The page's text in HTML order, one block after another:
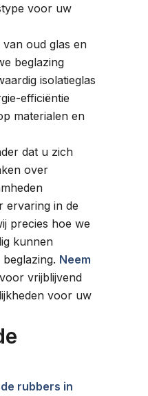
voor uw
van oud glas en
beglazing
isolatieglas
efficiëntie
materialen en
dat u zich
over
ervaring in de
precies hoe we
kunnen
Neem
voor vrijblijvend
voor uw
rubbers in